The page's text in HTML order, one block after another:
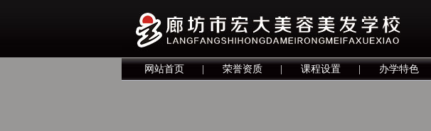
网站首页 荣誉资质 课程设置 办学特色